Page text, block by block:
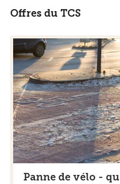
Offres du TCS
Panne de vélo -